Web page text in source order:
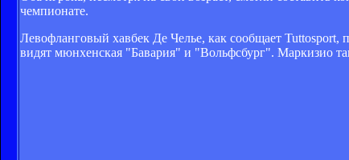
чемпионате.
Левофланговый хавбек Де Челье, как сообщает Tuttosport,
видят мюнхенская "Бавария" и "Вольфсбург". Маркизио